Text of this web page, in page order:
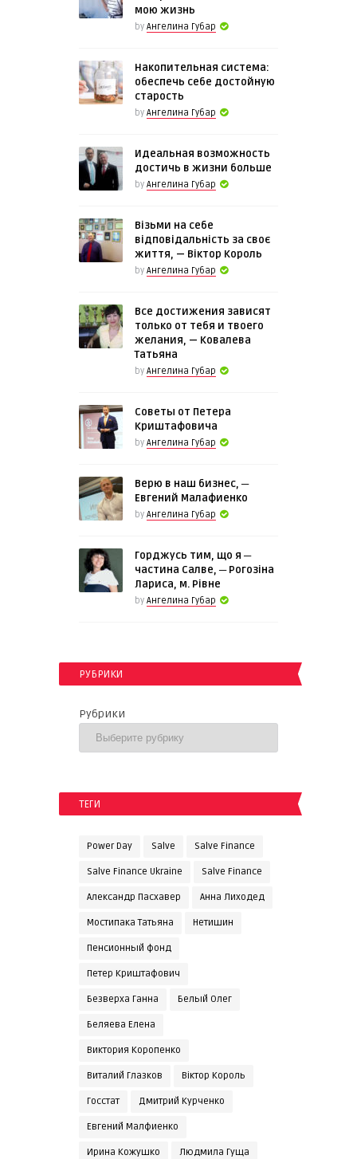
мою жизнь
by Ангелина Губар
Накопительная система:
обеспечь себе достойную
старость
by Ангелина Губар
Идеальная возможность
достичь в жизни больше
by Ангелина Губар
Візьми на себе
відповідальність за своє
життя, — Віктор Король
by Ангелина Губар
Все достижения зависят
только от тебя и твоего
желания, — Ковалева
Татьяна
by Ангелина Губар
Советы от Петера
Криштафовича
by Ангелина Губар
Верю в наш бизнес, ─
Евгений Малафиенко
by Ангелина Губар
Горджусь тим, що я ─
частина Салве, ─ Рогозіна
Лариса, м. Рівне
by Ангелина Губар
РУБРИКИ
Рубрики
ТЕГИ
Power Day Salve Salve Finance
Salve Finance Ukraine Salve Finanсe
Александр Пасхавер Анна Лиходед
Мостипака Татьяна Нетишин
Пенсионный фонд
Петер Криштафович
Безверха Ганна Белый Олег
Беляева Елена
Виктория Коропенко
Виталий Глазков Віктор Король
Госстат Дмитрий Курченко
Евгений Малфиенко
Ирина Кожушко Людмила Гуща